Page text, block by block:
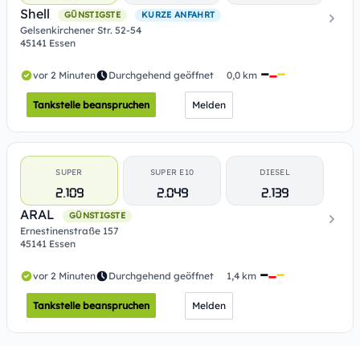
Shell
GÜNSTIGSTE KURZE ANFAHRT
Gelsenkirchener Str. 52-54
45141 Essen
vor 2 Minuten Durchgehend geöffnet 0,0 km
Tankstelle beanspruchen Melden
SUPER
2.109
SUPER E10
2.049
DIESEL
2.139
ARAL
GÜNSTIGSTE
Ernestinenstraße 157
45141 Essen
vor 2 Minuten Durchgehend geöffnet 1,4 km
Tankstelle beanspruchen Melden